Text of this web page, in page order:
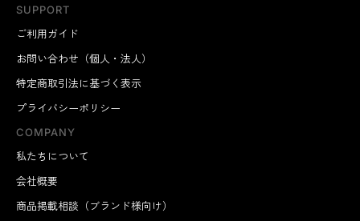
SUPPORT
ご利用ガイド
お問い合わせ（個人・法人）
特定商取引法に基づく表示
プライバシーポリシー
COMPANY
私たちについて
会社概要
商品掲載相談（ブランド様向け）